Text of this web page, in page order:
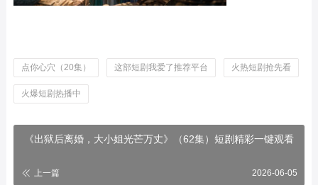
点你心穴（20集） 这部短剧我爱了推荐平台 火热短剧抢先看
火爆短剧热播中
《出狱后离婚，大小姐光芒万丈》（62集）短剧精彩一键观看
上一篇 2026-06-05